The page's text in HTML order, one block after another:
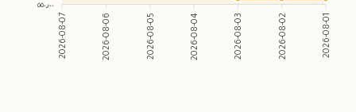
٥٥٠٫٠٠
2026-08-07 2026-08-06 2026-08-05 2026-08-04 2026-08-03 2026-08-02 2026-08-01